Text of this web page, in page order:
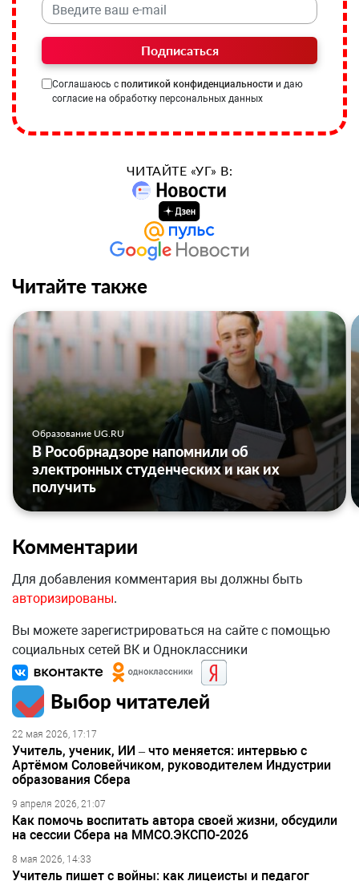
Подписаться
Соглашаюсь с политикой конфиденциальности и даю
согласие на обработку персональных данных
ЧИТАЙТЕ «УГ» В:
Читайте также
Образование UG.RU
В Рособрнадзоре напомнили об
электронных студенческих и как их
получить
Комментарии
Для добавления комментария вы должны быть
авторизированы.
Вы можете зарегистрироваться на сайте с помощью
социальных сетей ВК и Одноклассники
Выбор читателей
22 мая 2026, 17:17
Учитель, ученик, ИИ – что меняется: интервью с
Артёмом Соловейчиком, руководителем Индустрии
образования Сбера
9 апреля 2026, 21:07
Как помочь воспитать автора своей жизни, обсудили
на сессии Сбера на ММСО.ЭКСПО-2026
8 мая 2026, 14:33
Учитель пишет с войны: как лицеисты и педагог